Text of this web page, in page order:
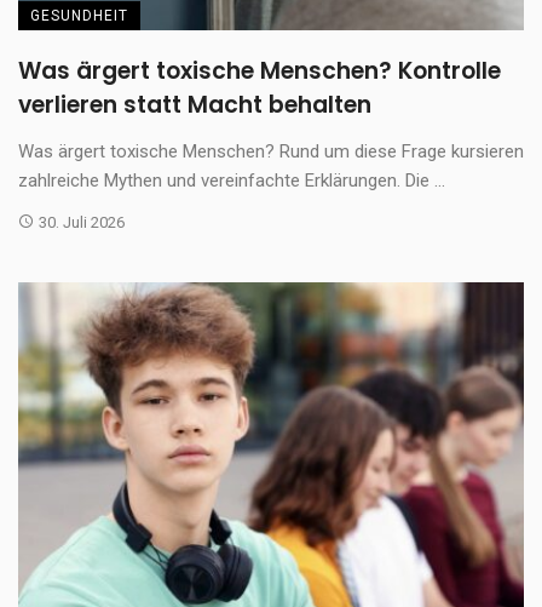
GESUNDHEIT
Was ärgert toxische Menschen? Kontrolle
verlieren statt Macht behalten
Was ärgert toxische Menschen? Rund um diese Frage kursieren
zahlreiche Mythen und vereinfachte Erklärungen. Die ...
30. Juli 2026